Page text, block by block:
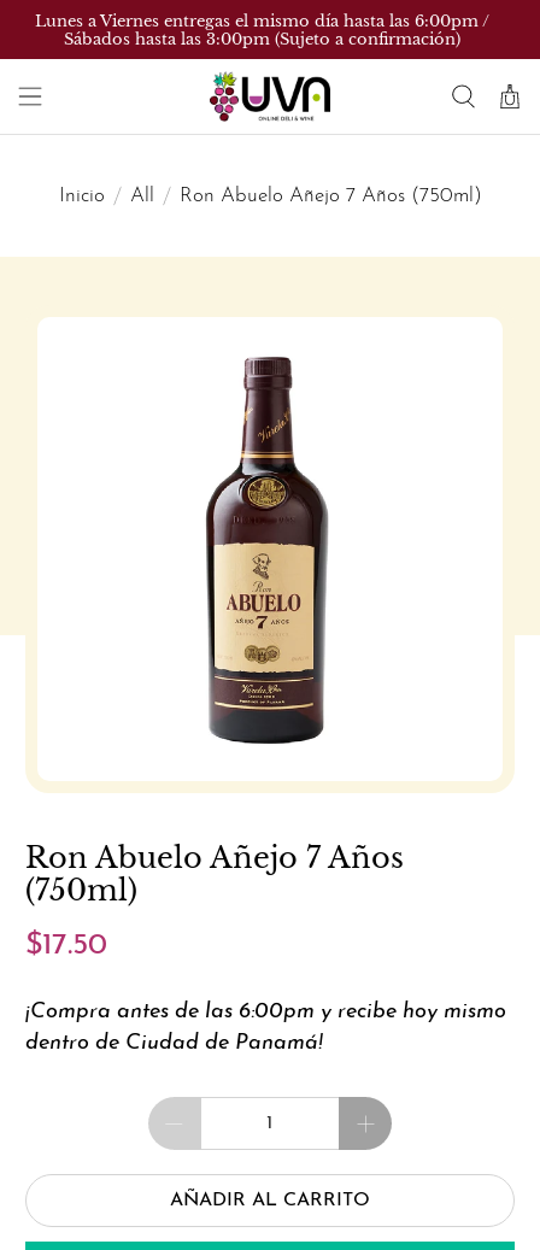
Lunes a Viernes entregas el mismo día hasta las 6:00pm /
Sábados hasta las 3:00pm (Sujeto a confirmación)
Inicio All Ron Abuelo Añejo 7 Años (750ml)
Ron Abuelo Añejo 7 Años
(750ml)
$17.50
¡Compra antes de las 6:00pm y recibe hoy mismo
dentro de Ciudad de Panamá!
Cantidad
AÑADIR AL CARRITO